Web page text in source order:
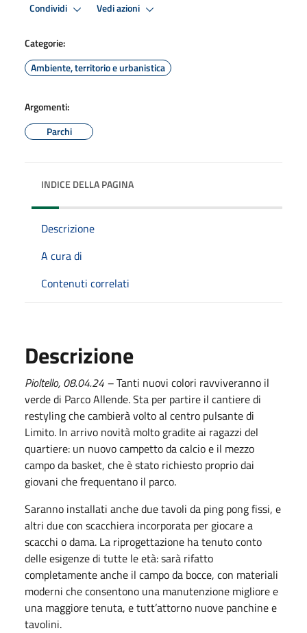
Condividi Vedi azioni
Categorie:
Ambiente, territorio e urbanistica
Argomenti:
Parchi
INDICE DELLA PAGINA
Descrizione
A cura di
Contenuti correlati
Descrizione
Pioltello, 08.04.24 –Tanti nuovi colori ravviveranno il
verde di Parco Allende. Sta per partire il cantiere di
restyling che cambierà volto al centro pulsante di
Limito. In arrivo novità molto gradite ai ragazzi del
quartiere: un nuovo campetto da calcio e il mezzo
campo da basket, che è stato richiesto proprio dai
giovani che frequentano il parco.
Saranno installati anche due tavoli da ping pong fissi, e
altri due con scacchiera incorporata per giocare a
scacchi o dama. La riprogettazione ha tenuto conto
delle esigenze di tutte le età: sarà rifatto
completamente anche il campo da bocce, con materiali
moderni che consentono una manutenzione migliore e
una maggiore tenuta, e tutt’attorno nuove panchine e
tavolini.